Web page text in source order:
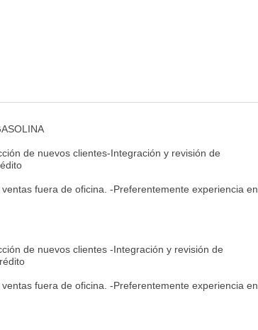
de nuevos clientes-Integración y revisión de
fuera de oficina. -Preferentemente experiencia en
de nuevos clientes -Integración y revisión de
fuera de oficina. -Preferentemente experiencia en